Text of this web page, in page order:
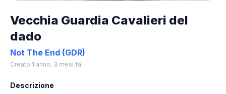
Vecchia Guardia Cavalieri del
dado
Not The End (GDR)
Creato 1 anno, 3 mesi fa
Descrizione